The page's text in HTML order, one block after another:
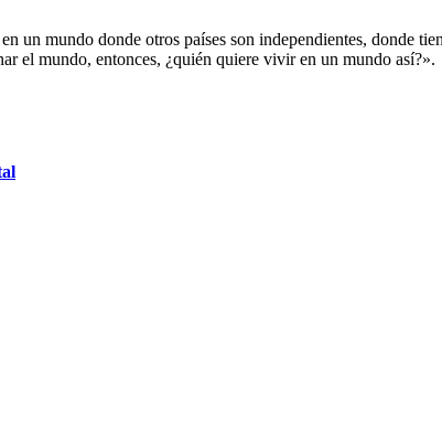
mundo donde otros países son independientes, donde
el mundo, entonces, ¿quién quiere vivir en un mundo así?».